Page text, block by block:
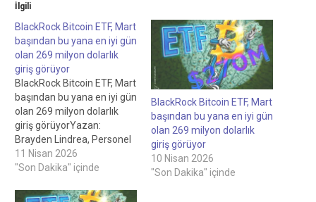
İlgili
BlackRock Bitcoin ETF, Mart
başından bu yana en iyi gün
olan 269 milyon dolarlık
giriş görüyor
BlackRock Bitcoin ETF, Mart
başından bu yana en iyi gün
olan 269 milyon dolarlık
giriş görüyorYazan:
Brayden Lindrea, Personel
Yazarı, İnceleyen: Felix Ng,
Personel Editörü BlackRock
dolarlık giriş görüyor; 10
11 Nisan 2026
"Son Dakika" içinde
BlackRock Bitcoin ETF, Mart
başından bu yana en iyi gün
olan 269 milyon dolarlık
giriş görüyor
10 Nisan 2026
"Son Dakika" içinde